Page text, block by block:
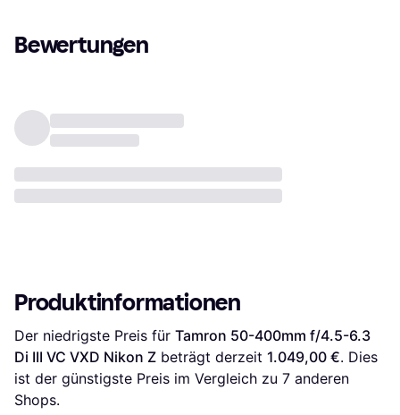
Bewertungen
Produktinformationen
Der niedrigste Preis für Tamron 50-400mm f/4.5-6.3
Di III VC VXD Nikon Z beträgt derzeit 1.049,00 €. Dies
ist der günstigste Preis im Vergleich zu 7 anderen
Shops.